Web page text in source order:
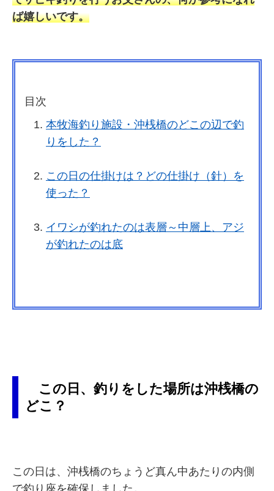
ば嬉しいです。
目次
本牧海釣り施設・沖桟橋のどこの辺で釣
りをした？
この日の仕掛けは？どの仕掛け（針）を
使った？
イワシが釣れたのは表層～中層上、アジ
が釣れたのは底
この日、釣りをした場所は沖桟橋の
どこ？
この日は、沖桟橋のちょうど真ん中あたりの内側